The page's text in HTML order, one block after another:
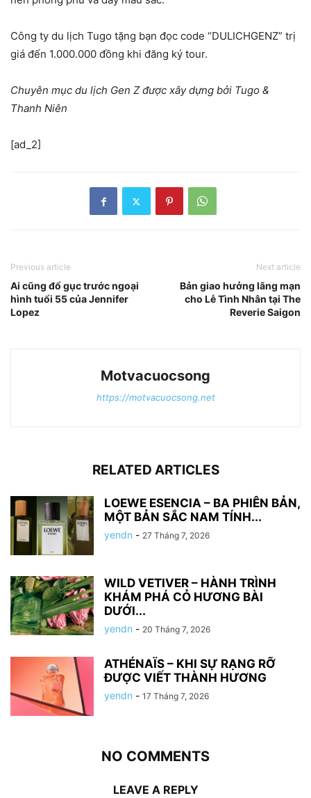
Công ty du lịch Tugo tặng bạn đọc code “DULICHGENZ” trị
giá đến 1.000.000 đồng khi đăng ký tour.
Chuyên mục du lịch Gen Z được xây dựng bởi Tugo &
Thanh Niên
[ad_2]
Previous article
Ai cũng đổ gục trước ngoại
hình tuổi 55 của Jennifer
Lopez
Next article
Bản giao hưởng lãng mạn
cho Lễ Tình Nhân tại The
Reverie Saigon
Motvacuocsong
https://motvacuocsong.net
RELATED ARTICLES
LOEWE ESENCIA – BA PHIÊN BẢN,
MỘT BẢN SẮC NAM TÍNH...
yendn - 27 Tháng 7, 2026
WILD VETIVER – HÀNH TRÌNH
KHÁM PHÁ CỎ HƯƠNG BÀI
DƯỚI...
yendn - 20 Tháng 7, 2026
ATHÉNAÏS – KHI SỰ RẠNG RỠ
ĐƯỢC VIẾT THÀNH HƯƠNG
yendn - 17 Tháng 7, 2026
NO COMMENTS
LEAVE A REPLY